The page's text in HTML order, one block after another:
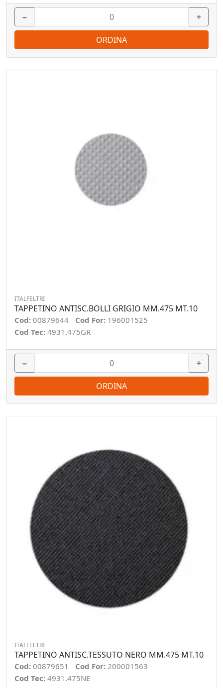
− +
ORDINA
ITALFELTRI
TAPPETINO ANTISC.BOLLI GRIGIO MM.475 MT.10
Cod: 00879644 Cod For: 196001525
Cod Tec: 4931.475GR
− +
ORDINA
ITALFELTRI
TAPPETINO ANTISC.TESSUTO NERO MM.475 MT.10
Cod: 00879651 Cod For: 200001563
Cod Tec: 4931.475NE